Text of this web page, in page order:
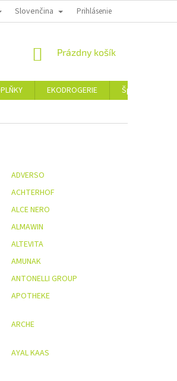
ÚDAJŮ MOJA OBJEDNÁVKA
Slovenčina Prihlásenie
NÁKUPNÝ
Prázdny košík
EKODROGERIE Šperky
ADVERSO
ACHTERHOF
ALCE NERO
ALMAWIN
ALTEVITA
AMUNAK
ANTONELLI GROUP
APOTHEKE
ARCHE
AYAL KAAS